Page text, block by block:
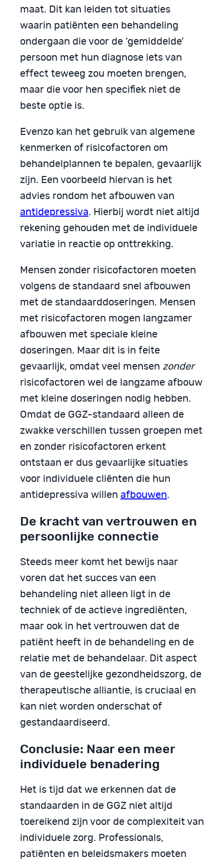
maat. Dit kan leiden tot situaties
waarin patiënten een behandeling
ondergaan die voor de ‘gemiddelde’
persoon met hun diagnose iets van
effect teweeg zou moeten brengen,
maar die voor hen specifiek niet de
beste optie is.
Evenzo kan het gebruik van algemene
kenmerken of risicofactoren om
behandelplannen te bepalen, gevaarlijk
zijn. Een voorbeeld hiervan is het
advies rondom het afbouwen van
antidepressiva. Hierbij wordt niet altijd
rekening gehouden met de individuele
variatie in reactie op onttrekking.
Mensen zonder risicofactoren moeten
volgens de standaard snel afbouwen
met de standaarddoseringen. Mensen
met risicofactoren mogen langzamer
afbouwen met speciale kleine
doseringen. Maar dit is in feite
gevaarlijk, omdat veel mensen zonder
risicofactoren wel de langzame afbouw
met kleine doseringen nodig hebben.
Omdat de GGZ-standaard alleen de
zwakke verschillen tussen groepen met
en zonder risicofactoren erkent
ontstaan er dus gevaarlijke situaties
voor individuele cliënten die hun
antidepressiva willen afbouwen.
De kracht van vertrouwen en
persoonlijke connectie
Steeds meer komt het bewijs naar
voren dat het succes van een
behandeling niet alleen ligt in de
techniek of de actieve ingrediënten,
maar ook in het vertrouwen dat de
patiënt heeft in de behandeling en de
relatie met de behandelaar. Dit aspect
van de geestelijke gezondheidszorg, de
therapeutische alliantie, is cruciaal en
kan niet worden onderschat of
gestandaardiseerd.
Conclusie: Naar een meer
individuele benadering
Het is tijd dat we erkennen dat de
standaarden in de GGZ niet altijd
toereikend zijn voor de complexiteit van
individuele zorg. Professionals,
patiënten en beleidsmakers moeten